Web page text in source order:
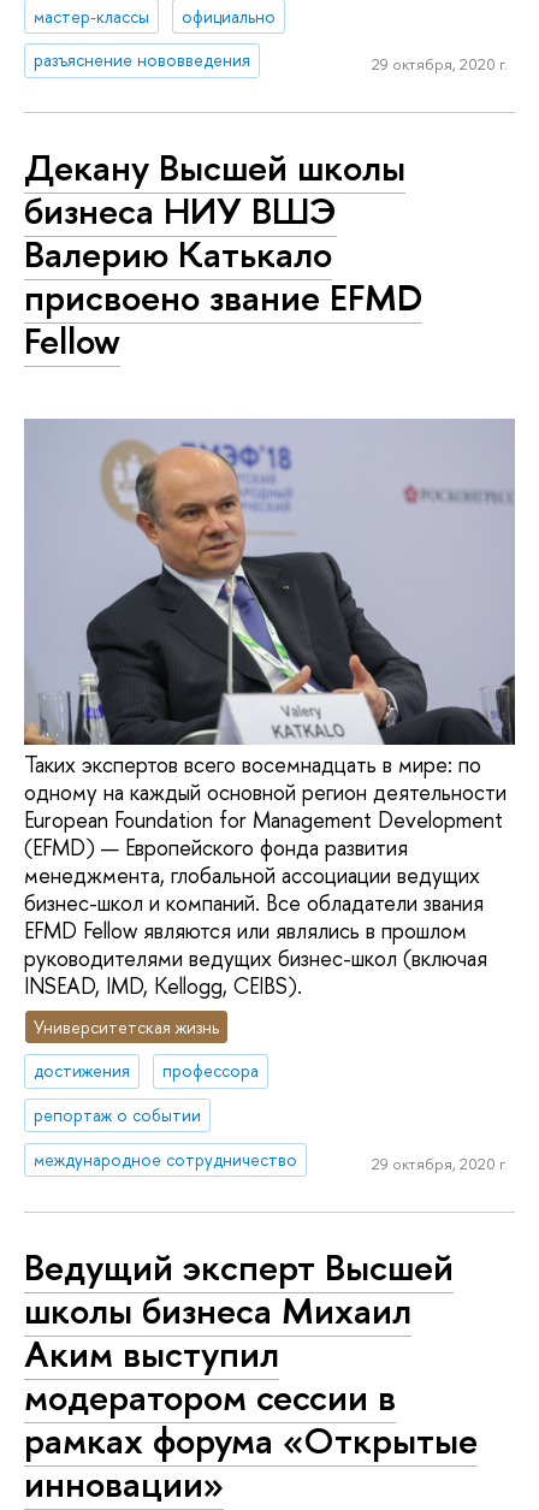
мастер-классы
официально
разъяснение нововведения
29 октября, 2020 г.
Декану Высшей школы
бизнеса НИУ ВШЭ
Валерию Катькало
присвоено звание EFMD
Fellow
Таких экспертов всего восемнадцать в мире: по
одному на каждый основной регион деятельности
European Foundation for Management Development
(EFMD) — Европейского фонда развития
менеджмента, глобальной ассоциации ведущих
бизнес-школ и компаний. Все обладатели звания
EFMD Fellow являются или являлись в прошлом
руководителями ведущих бизнес-школ (включая
INSEAD, IMD, Kellogg, CEIBS).
Университетская жизнь
достижения
профессора
репортаж о событии
международное сотрудничество
29 октября, 2020 г.
Ведущий эксперт Высшей
школы бизнеса Михаил
Аким выступил
модератором сессии в
рамках форума «Открытые
инновации»